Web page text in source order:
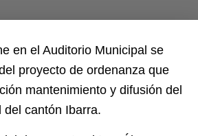
en el Auditorio Municipal se
proyecto de ordenanza que
mantenimiento y difusión del
del cantón Ibarra.